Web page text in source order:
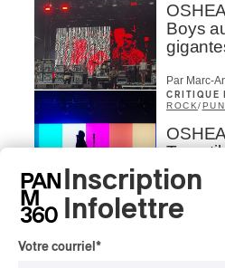
Boys
Par Marc-
CRITIQUE
ROCK/
Par Marc-
CRITIQUE
Inscription
Infolettre
Votre courriel *